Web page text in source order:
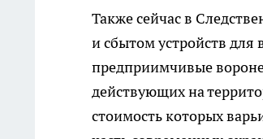
Также сейчас в
и сбытом устройств
предприимчивые
действующих на
стоимость которых